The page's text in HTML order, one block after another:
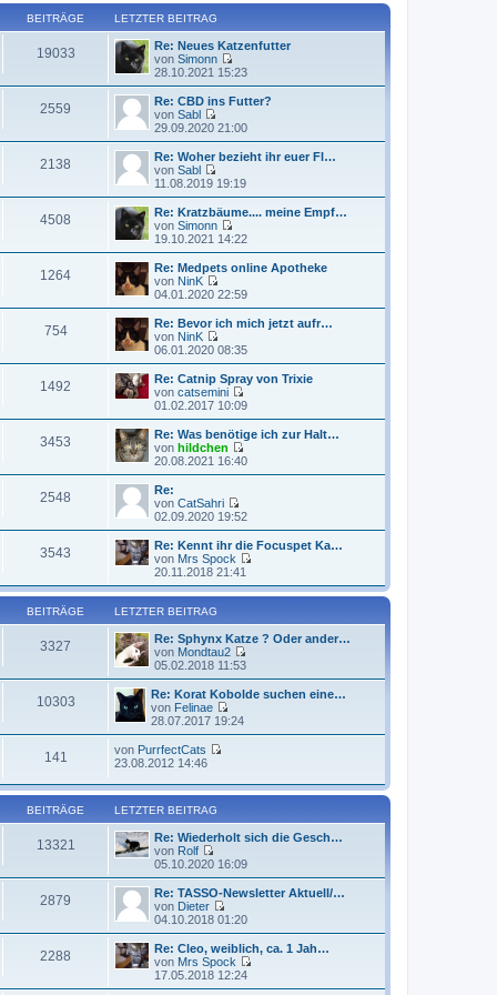
i
r
a
g
e
B
e
i
t
r
a
t
e
r
B
e
i
r
a
g
BEITRÄGE LETZTER BEITRAG
19033
Re: Neues Katzenfutter
von Simonn
N
e
u
e
s
t
r
B
e
t
a
g
28.10.2021 15:23
2559
Re: CBD ins Futter?
von Sabl
N
e
u
e
s
t
e
r
B
e
t
r
a
g
29.09.2020 21:00
2138
Re: Woher bezieht ihr euer Fl…
von Sabl
N
e
u
e
s
t
r
B
e
t
r
a
g
11.08.2019 19:19
4508
Re: Kratzbäume.... meine Empf…
von Simonn
N
e
u
e
s
t
r
B
e
t
r
a
g
19.10.2021 14:22
1264
Re: Medpets online Apotheke
von NinK
N
e
u
e
s
t
e
r
B
e
t
r
a
g
04.01.2020 22:59
754
Re: Bevor ich mich jetzt aufr…
von NinK
N
e
u
e
s
t
r
B
e
r
a
g
06.01.2020 08:35
1492
Re: Catnip Spray von Trixie
von catsemini
N
e
u
e
s
t
B
e
t
r
a
g
01.02.2017 10:09
3453
Re: Was benötige ich zur Halt…
von hildchen
N
e
s
t
e
r
B
e
i
g
20.08.2021 16:40
2548
Re:
von CatSahri
N
e
u
e
s
t
e
e
i
t
r
a
g
02.09.2020 19:52
3543
Re: Kennt ihr die Focuspet Ka…
von Mrs Spock
e
u
s
t
B
e
20.11.2018 21:41
BEITRÄGE LETZTER BEITRAG
3327
Re: Sphynx Katze ? Oder ander…
von Mondtau2
e
u
e
e
i
r
a
05.02.2018 11:53
10303
Re: Korat Kobolde suchen eine…
von Felinae
N
e
t
e
B
e
t
r
a
28.07.2017 19:24
141 von PurrfectCats
u
t
e
B
e
i
t
r
a
g
23.08.2012 14:46
BEITRÄGE LETZTER BEITRAG
13321
Re: Wiederholt sich die Gesch…
von Rolf
N
e
u
e
s
r
B
e
05.10.2020 16:09
2879
Re: TASSO-Newsletter Aktuell/…
von Dieter
N
e
u
e
s
t
04.10.2018 01:20
2288
Re: Cleo, weiblich, ca. 1 Jah…
von Mrs Spock
e
17.05.2018 12:24